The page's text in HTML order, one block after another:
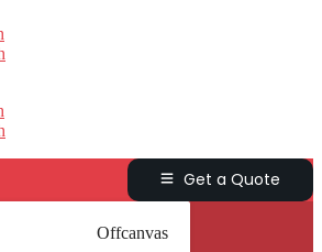
Get a Quote
Offcanvas